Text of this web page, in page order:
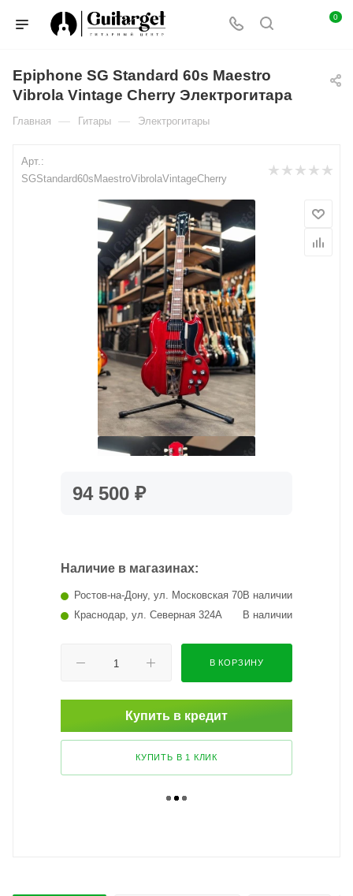
0
Epiphone SG Standard 60s Maestro
Vibrola Vintage Cherry Электрогитара
Главная — Гитары — Электрогитары
Арт.:
SGStandard60sMaestroVibrolaVintageCherry
94 500 ₽
Наличие в магазинах:
Краснодар, ул. Северная 324А В наличии
Ростов-на-Дону, ул. Московская 70В наличии
В КОРЗИНУ
Купить в кредит
КУПИТЬ В 1 КЛИК